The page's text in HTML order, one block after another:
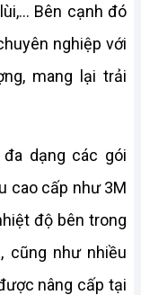
Bên cạnh đó
nghiệp với
mang lại trải
dạng các gói
cao cấp như 3M
độ bên trong
cũng như nhiều
nâng cấp tại